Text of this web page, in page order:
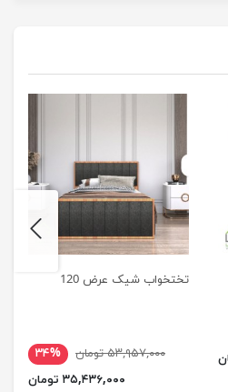
تختخواب شیک عرض 120
۵۳,۹۵۷,۰۰۰ تومان
۳۴%
۳۵,۴۳۶,۰۰۰ تومان